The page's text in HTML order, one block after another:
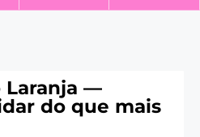
Laranja —
do que mais